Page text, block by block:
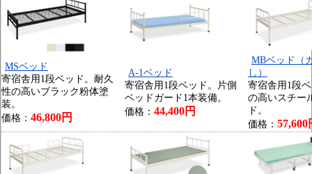
MSベッド
寄宿舎用1段ベッド。耐久
性の高いブラック粉体塗
装。
価格： 46,800円
A-1ベッド
寄宿舎用1段ベッド。片側
ベッドガード1本装備。
価格： 44,400円
MBベッド（
し）
寄宿舎用1段
の高いスチー
ド。
価格： 57,600